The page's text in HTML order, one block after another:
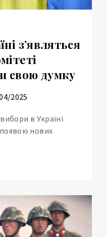
з’являться
свою думку
2025
в Україні
нових